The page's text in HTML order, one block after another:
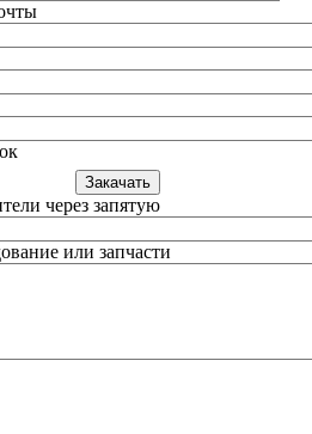
Закачать
через запятую
или запчасти